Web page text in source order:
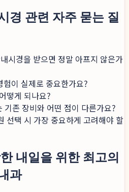
경 관련 자주 묻는 질
시경을 받으면 정말 아프지 않은가
이 실제로 중요한가요?
떻게 되나요?
기존 장비와 어떤 점이 다른가요?
선택 시 가장 중요하게 고려해야 할
내일을 위한 최고의
과